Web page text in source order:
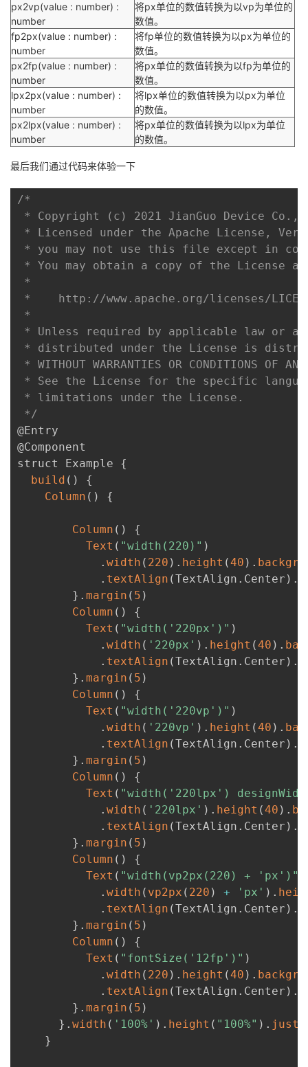
我
的
课
程
我
的
认
我
的
我
藏
的
技
术
支
持
我
的
云
声
建
px2vp(value : number) :
number
将px单位的数值转换为以vp为单位的
数值。
fp2px(value : number) :
number
将fp单位的数值转换为以px为单位的
数值。
px2fp(value : number) :
number
将px单位的数值转换为以fp为单位的
数值。
lpx2px(value : number) :
number
将lpx单位的数值转换为以px为单位
的数值。
px2lpx(value : number) :
number
将px单位的数值转换为以lpx为单位
的数值。
最后我们通过代码来体验一下
/*
* Copyright (c) 2021 JianGuo Device Co.,
* Licensed under the Apache License,
* you may not use this file except in
* You may obtain a copy of the License at
*
*    http://www.apache.org/licenses/
*
* Unless required by applicable law or
* distributed under the License is
* WITHOUT WARRANTIES OR CONDITIONS
* See the License for the specific
* limitations under the License.
*/
@Entry
@Component
struct Example {
build ( )
{
Column ( )
{
Column ( )
{
Text ( "width(220)" )
. width ( 220 ) . height (40 ) .
. textAlign (TextAlign . Center ) .
} . margin ( 5 )
Column ( )
{
Text ( "width('220px')" )
. width ( '220px' ) . height (40 ) .
. textAlign (TextAlign . Center ) .
} . margin ( 5 )
Column ( )
{
Text ( "width('220vp')" )
. width ( '220vp' ) . height (40 ) .
. textAlign (TextAlign . Center ) .
} . margin ( 5 )
Column ( )
{
Text ( "width('220lpx')
. width ( '220lpx' ) . height (40 ) .
. textAlign (TextAlign . Center ) .
} . margin ( 5 )
Column ( )
{
Text ( "width(vp2px(220) + 'px')"
. width ( vp2px ( 220 ) + 'px' ) .
. textAlign (TextAlign . Center ) .
} . margin ( 5 )
Column ( )
{
Text ( "fontSize('12fp')" )
. width ( 220 ) . height (40 ) .
. textAlign (TextAlign . Center ) .
} . margin ( 5 )
} . width ( '100%' ) . height ( "100%" ) .
}